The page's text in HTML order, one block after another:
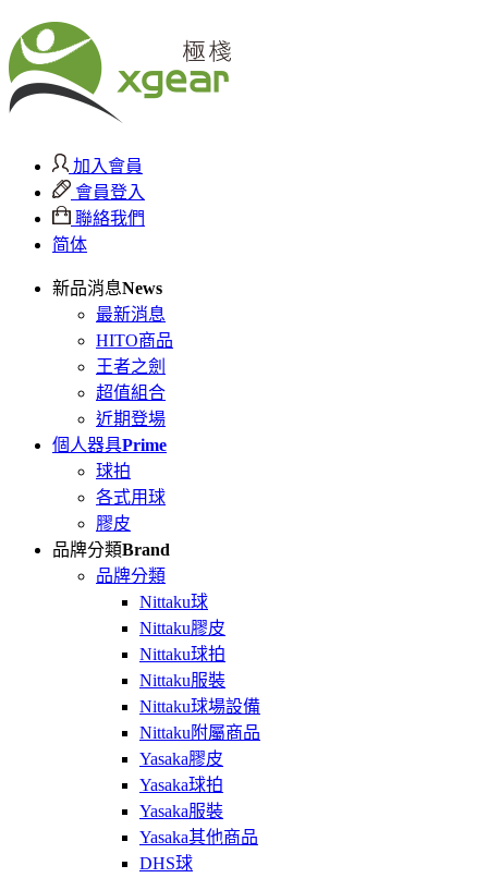
加入會員
會員登入
聯絡我們
简体
新品消息News
最新消息
HITO商品
王者之劍
超值組合
近期登場
個人器具Prime
球拍
各式用球
膠皮
品牌分類Brand
品牌分類
Nittaku球
Nittaku膠皮
Nittaku球拍
Nittaku服裝
Nittaku球場設備
Nittaku附屬商品
Yasaka膠皮
Yasaka球拍
Yasaka服裝
Yasaka其他商品
DHS球